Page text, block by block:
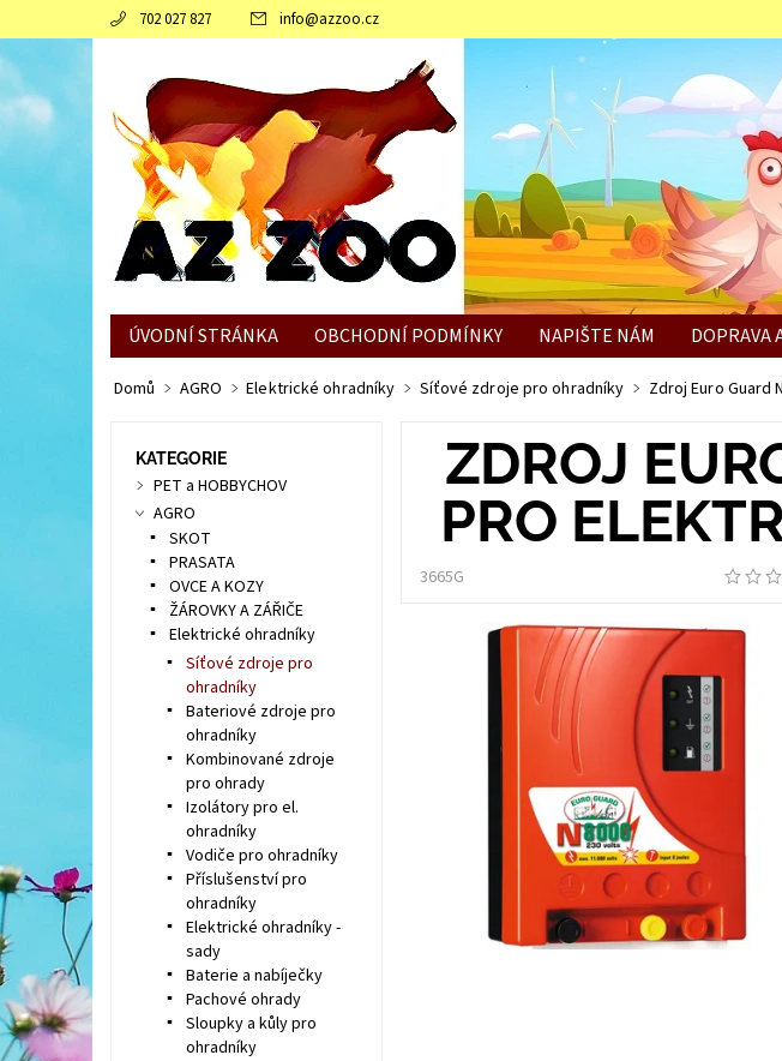
702 027 827 info@azzoo.cz
ÚVODNÍ STRÁNKA OBCHODNÍ PODMÍNKY NAPIŠTE NÁM DOPRAVA
JAK SLEPICÍM POMOCI ZVLÁDNOUT ZIMNÍ OBDOBÍ
Domů AGRO Elektrické ohradníky Síťové zdroje pro ohradníky Zdroj Euro Guard
ZDROJ
PRO
3665G
KATEGORIE
PET a HOBBYCHOV
AGRO
SKOT
PRASATA
OVCE A KOZY
ŽÁROVKY A ZÁŘIČE
Elektrické ohradníky
Síťové zdroje pro
ohradníky
Bateriové zdroje pro
ohradníky
Kombinované zdroje
pro ohrady
Izolátory pro el.
ohradníky
Vodiče pro ohradníky
Příslušenství pro
ohradníky
Elektrické ohradníky -
sady
Baterie a nabíječky
Pachové ohrady
Sloupky a kůly pro
ohradníky